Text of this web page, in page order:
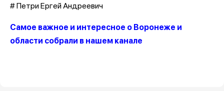
# Петри Ергей Андреевич
Самое важное и интересное о Воронеже и
области собрали в нашем канале